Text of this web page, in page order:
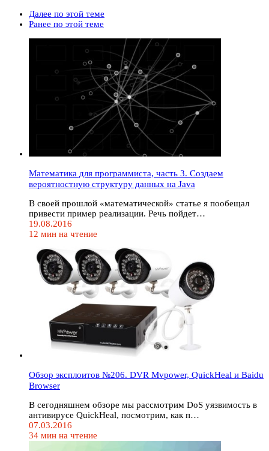
Далее по этой теме
Ранее по этой теме
Математика для программиста, часть 3. Создаем
вероятностную структуру данных на Java
В своей прошлой «математической» статье я пообещал
привести пример реализации. Речь пойдет…
19.08.2016
12 мин на чтение
Обзор эксплоитов №206. DVR Mvpower, QuickHeal и Baidu
Browser
В сегодняшнем обзоре мы рассмотрим DoS уязвимость в
антивирусе QuickHeal, посмотрим, как п…
07.03.2016
34 мин на чтение